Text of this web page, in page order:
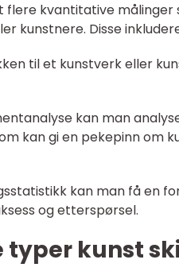
kvantitative målinger
kunstnere. Disse
til et kunstverk eller
kan man
kan gi en pekepinn om
kan man få en
og etterspørsel.
kunst